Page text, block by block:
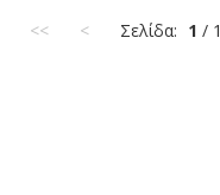
<< < Σελίδα: 1 / 1